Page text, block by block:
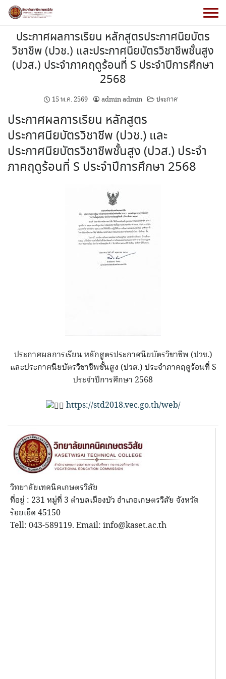
ประกาศผลการเรียน หลักสูตรประกาศนียบัตร
วิชาชีพ (ปวช.) และประกาศนียบัตรวิชาชีพชั้นสูง
(ปวส.) ประจำภาคฤดูร้อนที่ S ประจำปีการศึกษา
2568
15 พ.ค. 2569 admin admin ประกาศ
ประกาศผลการเรียน หลักสูตร
ประกาศนียบัตรวิชาชีพ (ปวช.) และ
ประกาศนียบัตรวิชาชีพชั้นสูง (ปวส.) ประจำ
ภาคฤดูร้อนที่ S ประจำปีการศึกษา 2568
ประกาศผลการเรียน หลักสูตรประกาศนียบัตรวิชาชีพ (ปวช.)
และประกาศนียบัตรวิชาชีพชั้นสูง (ปวส.) ประจำภาคฤดูร้อนที่ S
ประจำปีการศึกษา 2568
https://std2018.vec.go.th/web/
วิทยาลัยเทคนิคเกษตรวิสัย
ที่อยู่ : 231 หมู่ที่ 3 ตำบลเมืองบัว อำเภอเกษตรวิสัย จังหวัด
ร้อยเอ็ด 45150
Tell: 043-589119. Email: info@kaset.ac.th